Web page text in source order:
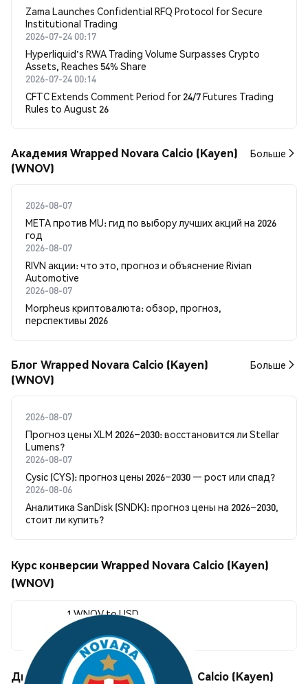
Zama Launches Confidential RFQ Protocol for Secure
Institutional Trading
2026-07-24 00:17
Hyperliquid's RWA Trading Volume Surpasses Crypto
Assets, Reaches 54% Share
2026-07-24 00:14
CFTC Extends Comment Period for 24/7 Futures Trading
Rules to August 26
Академия Wrapped Novara Calcio (Kayen)
(WNOV)
Больше
2026-08-07
META против MU: гид по выбору лучших акций на 2026
год
2026-08-07
RIVN акции: что это, прогноз и объяснение Rivian
Automotive
2026-08-07
Morpheus криптовалюта: обзор, прогноз,
перспективы 2026
Блог Wrapped Novara Calcio (Kayen)
(WNOV)
Больше
2026-08-07
Прогноз цены XLM 2026–2030: восстановится ли Stellar
Lumens?
2026-08-07
Cysic (CYS): прогноз цены 2026–2030 — рост или спад?
2026-08-06
Аналитика SanDisk (SNDK): прогноз цены на 2026–2030,
стоит ли купить?
Курс конверсии Wrapped Novara Calcio (Kayen)
(WNOV)
1 WNOV to USD
$0.020258
Движения цены Wrapped Novara Calcio (Kayen)